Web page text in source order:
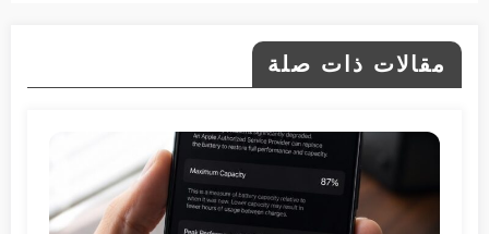
مقالات ذات صلة